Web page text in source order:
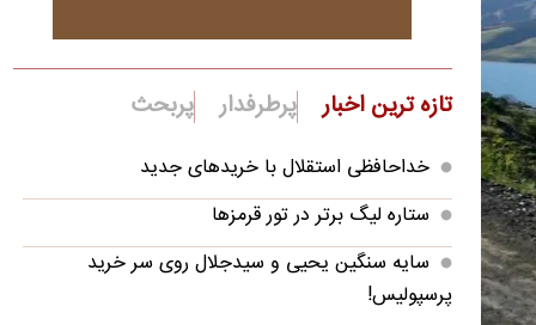
تازه ترین اخبار پرطرفدار پربحث
خداحافظی استقلال با خریدهای جدید
ستاره لیگ برتر در تور قرمزها
سایه سنگین یحیی و سیدجلال روی سر خرید
پرسپولیس!